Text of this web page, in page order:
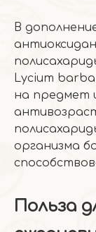
В
Lycium
на предмет
организма
Польза